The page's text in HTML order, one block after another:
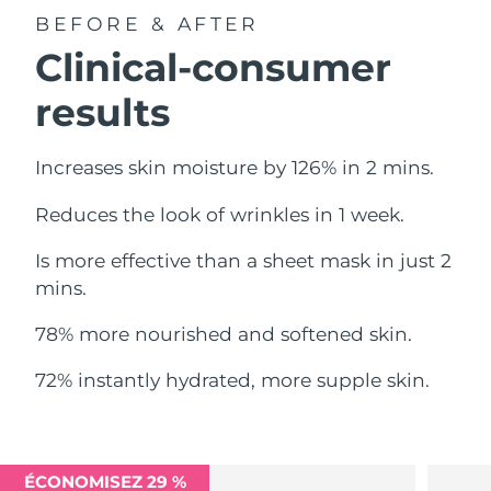
BEFORE & AFTER
Clinical-consumer
results
Increases skin moisture by 126% in 2 mins.
Reduces the look of wrinkles in 1 week.
Is more effective than a sheet mask in just 2
mins.
78% more nourished and softened skin.
72% instantly hydrated, more supple skin.
ÉCONOMISEZ 29 %
Philippines
Qatar Livraison estimée10/8/26